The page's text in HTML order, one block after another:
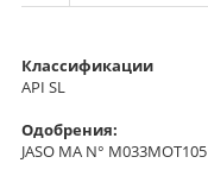
Классификации
API SL
Одобрения:
JASO MA N° M033MOT105